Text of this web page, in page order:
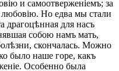
и самоотверженіемъ; за
Но едва мы стали
драгоцѣнная для насъ
собою намъ мать,
скончалась. Можно
было наше горе, какъ
Особенно была